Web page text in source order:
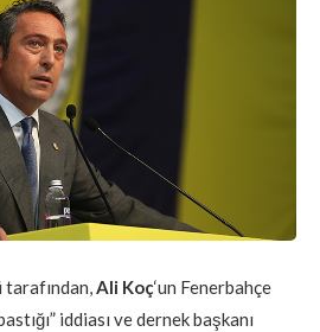
tarafından,Ali Koç‘un Fenerbahçe
iddiası ve dernek başkanı